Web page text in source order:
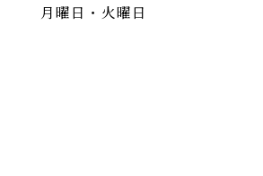
月曜日・火曜日